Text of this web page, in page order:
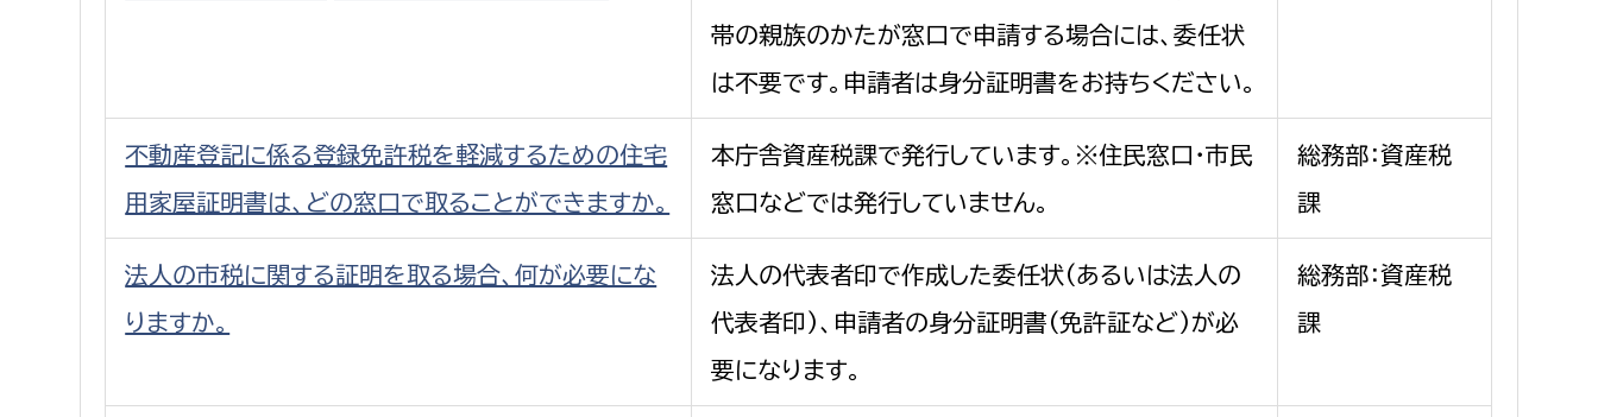
帯の親族のかたが窓口で申請する場合には、委任状
は不要です。申請者は身分証明書をお持ちください。
不動産登記に係る登録免許税を軽減するための住宅
用家屋証明書は、どの窓口で取ることができますか。
本庁舎資産税課で発行しています。※住民窓口・市民
窓口などでは発行していません。
総務部：資産税
課
法人の市税に関する証明を取る場合、何が必要にな
りますか。
法人の代表者印で作成した委任状(あるいは法人の
代表者印)、申請者の身分証明書(免許証など)が必
要になります。
総務部：資産税
課